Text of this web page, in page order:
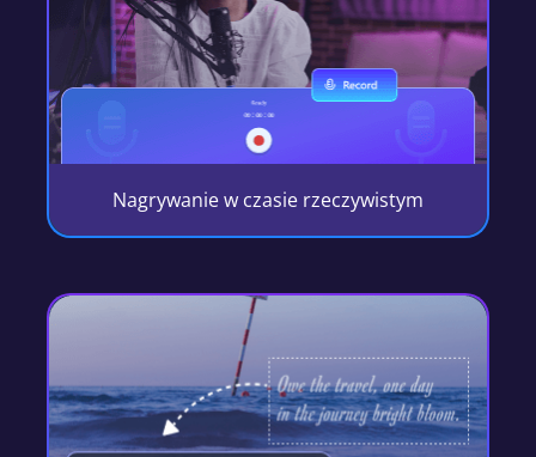
Nagrywanie w czasie rzeczywistym